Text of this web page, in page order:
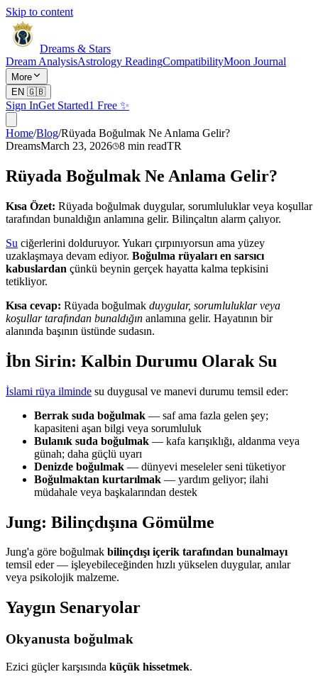
Skip to content
Dreams & Stars
Dream AnalysisAstrology ReadingCompatibilityMoon Journal
More
EN 🇬🇧
Sign InGet Started1 Free ✨
Home/Blog/Rüyada Boğulmak Ne Anlama Gelir?
DreamsMarch 23, 2026 8 min readTR
Rüyada Boğulmak Ne Anlama Gelir?
Kısa Özet: Rüyada boğulmak duygular, sorumluluklar veya koşullar
tarafından bunaldığın anlamına gelir. Bilinçaltın alarm çalıyor.
Su ciğerlerini dolduruyor. Yukarı çırpınıyorsun ama yüzey
uzaklaşmaya devam ediyor. Boğulma rüyaları en sarsıcı
kabuslardan çünkü beynin gerçek hayatta kalma tepkisini
tetikliyor.
Kısa cevap: Rüyada boğulmak duygular, sorumluluklar veya
koşullar tarafından bunaldığın anlamına gelir. Hayatının bir
alanında başının üstünde sudasın.
İbn Sirin: Kalbin Durumu Olarak Su
İslami rüya ilminde su duygusal ve manevi durumu temsil eder:
Berrak suda boğulmak — saf ama fazla gelen şey;
kapasiteni aşan bilgi veya sorumluluk
Bulanık suda boğulmak — kafa karışıklığı, aldanma veya
günah; daha güçlü uyarı
Denizde boğulmak — dünyevi meseleler seni tüketiyor
Boğulmaktan kurtarılmak — yardım geliyor; ilahi
müdahale veya başkalarından destek
Jung: Bilinçdışına Gömülme
Jung'a göre boğulmak bilinçdışı içerik tarafından bunalmayı
temsil eder — işleyebileceğinden hızlı yükselen duygular, anılar
veya psikolojik malzeme.
Yaygın Senaryolar
Okyanusta boğulmak
Ezici güçler karşısında küçük hissetmek.